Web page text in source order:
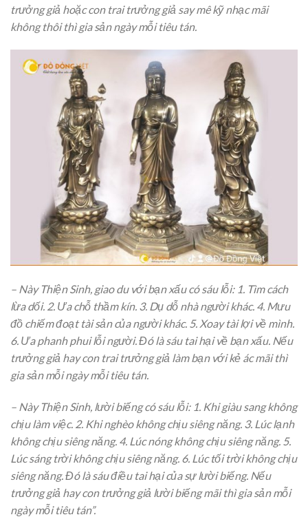
trưởng giả hoặc con trai trưởng giả say mê kỹ nhạc mãi
không thôi thì gia sản ngày mỗi tiêu tán.
– Này Thiện Sinh, giao du với bạn xấu có sáu lỗi: 1. Tìm cách
lừa dối. 2. Ưa chỗ thầm kín. 3. Dụ dỗ nhà người khác. 4. Mưu
đồ chiếm đoạt tài sản của người khác. 5. Xoay tài lợi về mình.
6. Ưa phanh phui lỗi người. Đó là sáu tai hại về bạn xấu. Nếu
trưởng giả hay con trai trưởng giả làm bạn với kẻ ác mãi thì
gia sản mỗi ngày mỗi tiêu tán.
– Này Thiện Sinh, lười biếng có sáu lỗi: 1. Khi giàu sang không
chịu làm việc. 2. Khi nghèo không chịu siêng năng. 3. Lúc lạnh
không chịu siêng năng. 4. Lúc nóng không chịu siêng năng. 5.
Lúc sáng trời không chịu siêng năng. 6. Lúc tối trời không chịu
siêng năng. Đó là sáu điều tai hại của sự lười biếng. Nếu
trưởng giả hay con trưởng giả lười biếng mãi thì gia sản mỗi
ngày mỗi tiêu tán”.